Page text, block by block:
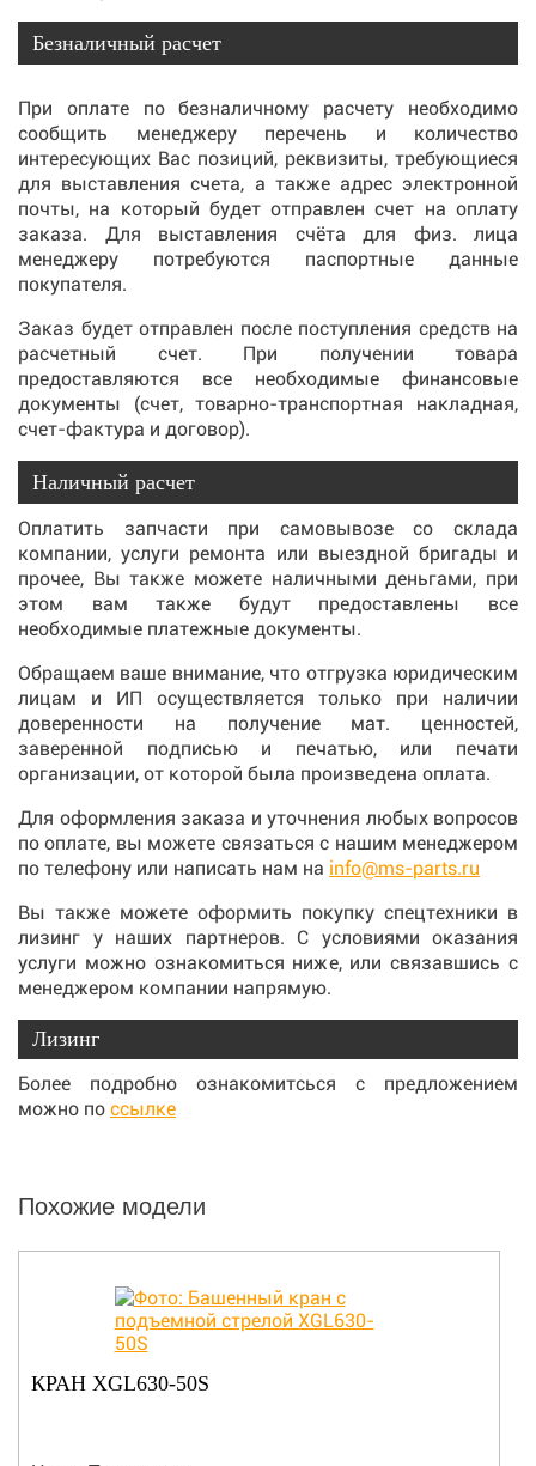
Безналичный расчет
При оплате по безналичному расчету необходимо
сообщить менеджеру перечень и количество
интересующих Вас позиций, реквизиты, требующиеся
для выставления счета, а также адрес электронной
почты, на который будет отправлен счет на оплату
заказа. Для выставления счёта для физ. лица
менеджеру потребуются паспортные данные
покупателя.
Заказ будет отправлен после поступления средств на
расчетный счет. При получении товара
предоставляются все необходимые финансовые
документы (счет, товарно-транспортная накладная,
счет-фактура и договор).
Наличный расчет
Оплатить запчасти при самовывозе со склада
компании, услуги ремонта или выездной бригады и
прочее, Вы также можете наличными деньгами, при
этом вам также будут предоставлены все
необходимые платежные документы.
Обращаем ваше внимание, что отгрузка юридическим
лицам и ИП осуществляется только при наличии
доверенности на получение мат. ценностей,
заверенной подписью и печатью, или печати
организации, от которой была произведена оплата.
Для оформления заказа и уточнения любых вопросов
по оплате, вы можете связаться с нашим менеджером
по телефону или написать нам на info@ms-parts.ru
Вы также можете оформить покупку спецтехники в
лизинг у наших партнеров. С условиями оказания
услуги можно ознакомиться ниже, или связавшись с
менеджером компании напрямую.
Лизинг
Более подробно ознакомитсься с предложением
можно по ссылке
Похожие модели
КРАН XGL630-50S